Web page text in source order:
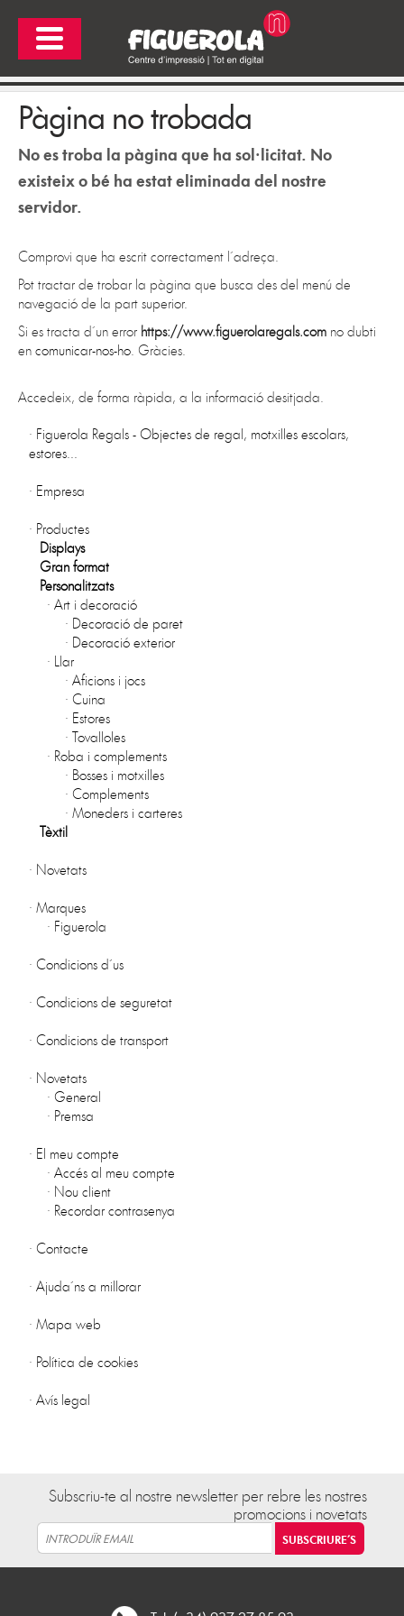
Pàgina no trobada
No es troba la pàgina que ha sol·licitat. No
existeix o bé ha estat eliminada del nostre
servidor.
Comprovi que ha escrit correctament l´adreça.
Pot tractar de trobar la pàgina que busca des del menú de
navegació de la part superior.
Si es tracta d´un error https://www.figuerolaregals.comno dubti
encomunicar-nos-ho. Gràcies.
Accedeix, de forma ràpida, a la informació desitjada.
· Figuerola Regals - Objectes de regal, motxilles escolars,
estores...
· Empresa
· Productes
Displays
Gran format
Personalitzats
· Art i decoració
· Decoració de paret
· Decoració exterior
· Llar
· Aficions i jocs
· Cuina
· Estores
· Tovalloles
· Roba i complements
· Bosses i motxilles
· Complements
· Moneders i carteres
Tèxtil
· Novetats
· Marques
· Figuerola
· Condicions d´us
· Condicions de seguretat
· Condicions de transport
· Novetats
· General
· Premsa
· El meu compte
· Accés al meu compte
· Nou client
· Recordar contrasenya
· Contacte
· Ajuda´ns a millorar
· Mapa web
· Política de cookies
· Avís legal
Subscriu-te al nostre newsletter per rebre les nostres
promocions i novetats